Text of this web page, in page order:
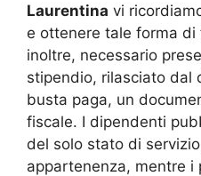
Laurentina vi
e ottenere tale forma di
inoltre, necessario
stipendio, rilasciato dal
busta paga, un
fiscale. I dipendenti
del solo stato di
appartenenza, mentre i